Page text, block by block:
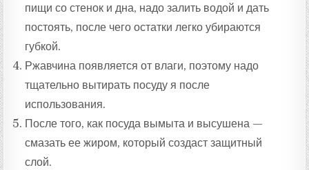
пищи со стенок и дна, надо залить водой и дать
постоять, после чего остатки легко убираются
губкой.
Ржавчина появляется от влаги, поэтому надо
тщательно вытирать посуду я после
использования.
После того, как посуда вымыта и высушена —
смазать ее жиром, который создаст защитный
слой.